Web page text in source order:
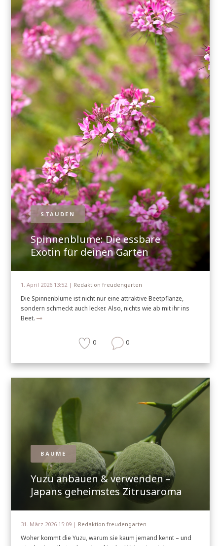
STAUDEN
Spinnenblume: Die essbare
Exotin für deinen Garten
1. April 2026 13:52 | Redaktion freudengarten
Die Spinnenblume ist nicht nur eine attraktive Beetpflanze,
sondern schmeckt auch lecker. Also, nichts wie ab mit ihr ins
Beet.
0 0
BÄUME
Yuzu anbauen & verwenden –
Japans geheimstes Zitrusaroma
31. März 2026 15:09 | Redaktion freudengarten
Woher kommt die Yuzu, warum sie kaum jemand kennt – und